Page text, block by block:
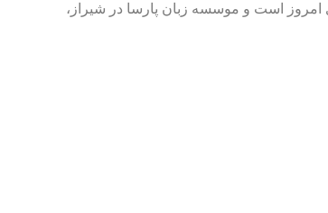
امروز است و موسسه زبان پارسا در شیراز،